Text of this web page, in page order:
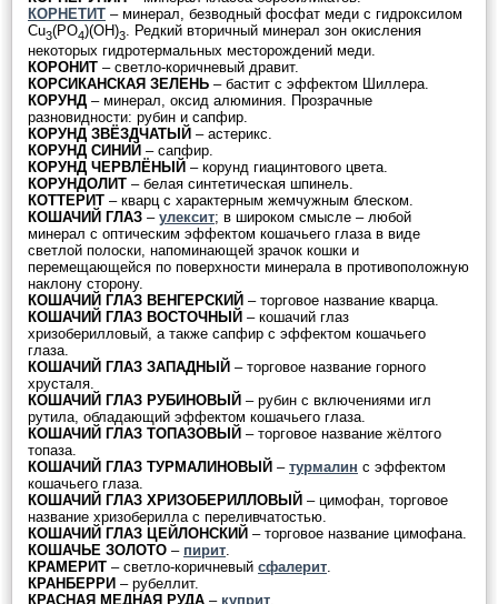
КОРНЕТИТ – минерал, безводный фосфат меди с гидроксилом
Cu3(PO4)(OH)3. Редкий вторичный минерал зон окисления
некоторых гидротермальных месторождений меди.
КОРОНИТ – светло-коричневый дравит.
КОРСИКАНСКАЯ ЗЕЛЕНЬ – бастит с эффектом Шиллера.
КОРУНД – минерал, оксид алюминия. Прозрачные
разновидности: рубин и сапфир.
КОРУНД ЗВЁЗДЧАТЫЙ – астерикс.
КОРУНД СИНИЙ – сапфир.
КОРУНД ЧЕРВЛЁНЫЙ – корунд гиацинтового цвета.
КОРУНДОЛИТ – белая синтетическая шпинель.
КОТТЕРИТ – кварц с характерным жемчужным блеском.
КОШАЧИЙ ГЛАЗ – улексит; в широком смысле – любой
минерал с оптическим эффектом кошачьего глаза в виде
светлой полоски, напоминающей зрачок кошки и
перемещающейся по поверхности минерала в противоположную
наклону сторону.
КОШАЧИЙ ГЛАЗ ВЕНГЕРСКИЙ – торговое название кварца.
КОШАЧИЙ ГЛАЗ ВОСТОЧНЫЙ – кошачий глаз
хризоберилловый, а также сапфир с эффектом кошачьего
глаза.
КОШАЧИЙ ГЛАЗ ЗАПАДНЫЙ – торговое название горного
хрусталя.
КОШАЧИЙ ГЛАЗ РУБИНОВЫЙ – рубин с включениями игл
рутила, обладающий эффектом кошачьего глаза.
КОШАЧИЙ ГЛАЗ ТОПАЗОВЫЙ – торговое название жёлтого
топаза.
КОШАЧИЙ ГЛАЗ ТУРМАЛИНОВЫЙ – турмалин с эффектом
кошачьего глаза.
КОШАЧИЙ ГЛАЗ ХРИЗОБЕРИЛЛОВЫЙ – цимофан, торговое
название хризоберилла с переливчатостью.
КОШАЧИЙ ГЛАЗ ЦЕЙЛОНСКИЙ – торговое название цимофана.
КОШАЧЬЕ ЗОЛОТО – пирит
КРАМЕРИТ – светло-коричневый сфалерит
КРАНБЕРРИ – рубеллит.
КРАСНАЯ МЕДНАЯ РУДА – куприт